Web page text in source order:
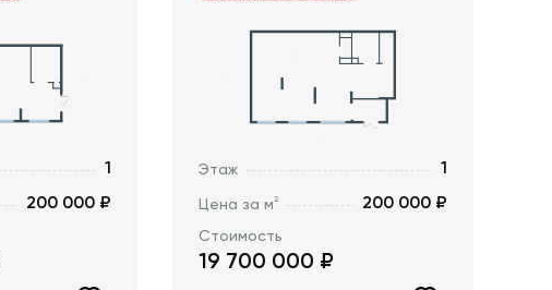
1
200 000 ₽
Этаж 1
Цена за м2 200 000 ₽
Стоимость
19 700 000 ₽